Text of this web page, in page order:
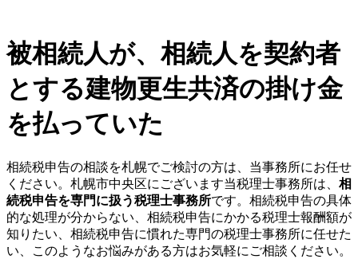
被相続人が、相続人を契約者
とする建物更生共済の掛け金
を払っていた
相続税申告の相談を札幌でご検討の方は、当事務所にお任せ
ください。札幌市中央区にございます当税理士事務所は、 相
続税申告を専門に扱う税理士事務所です。相続税申告の具体
的な処理が分からない、相続税申告にかかる税理士報酬額が
知りたい、相続税申告に慣れた専門の税理士事務所に任せた
い、このようなお悩みがある方はお気軽にご相談ください。